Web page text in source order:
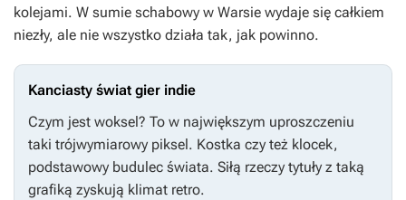
kolejami. W sumie schabowy w Warsie wydaje się całkiem
niezły, ale nie wszystko działa tak, jak powinno.
Kanciasty świat gier indie
Czym jest woksel? To w największym uproszczeniu
taki trójwymiarowy piksel. Kostka czy też klocek,
podstawowy budulec świata. Siłą rzeczy tytuły z taką
grafiką zyskują klimat retro.